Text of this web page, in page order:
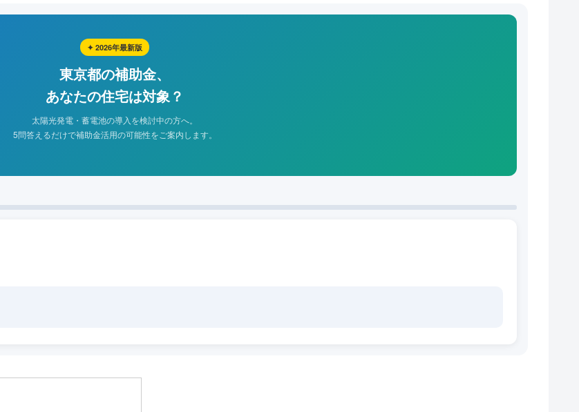
✦ 2026年最新版
東京都の補助金、
あなたの住宅は対象？
太陽光発電・蓄電池の導入を検討中の方へ。
5問答えるだけで補助金活用の可能性をご案内します。